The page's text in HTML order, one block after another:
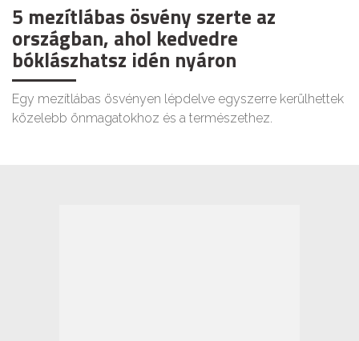
5 mezítlábas ösvény szerte az
országban, ahol kedvedre
bóklászhatsz idén nyáron
Egy mezítlábas ösvényen lépdelve egyszerre kerülhettek
közelebb önmagatokhoz és a természethez.